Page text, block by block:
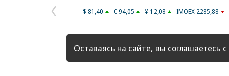
Предыдущая
страница
$ 81,40 € 94,05 ¥ 12,08 IMOEX 2285,88
Оставаясь на сайте, вы соглашаетесь с